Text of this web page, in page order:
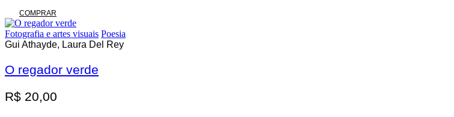
COMPRAR
Fotografia e artes visuais Poesia
Gui Athayde, Laura Del Rey
O regador verde
R$ 20,00